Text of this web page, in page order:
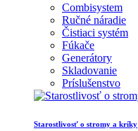
Combisystem
Ručné náradie
Čistiaci systém
Fúkače
Generátory
Skladovanie
Príslušenstvo
Starostlivosť o stromy a kríky